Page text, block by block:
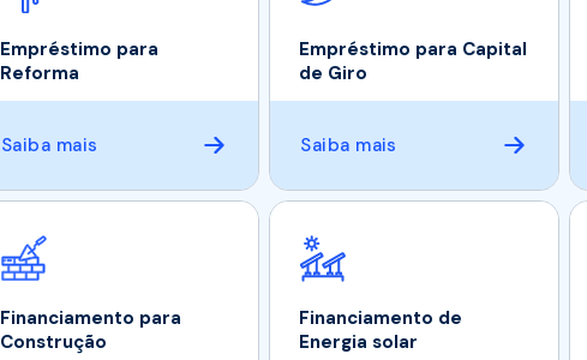
Empréstimo para
Reforma
Saiba mais
Empréstimo para Capital
de Giro
Saiba mais
Financiamento para
Construção
Financiamento de
Energia solar